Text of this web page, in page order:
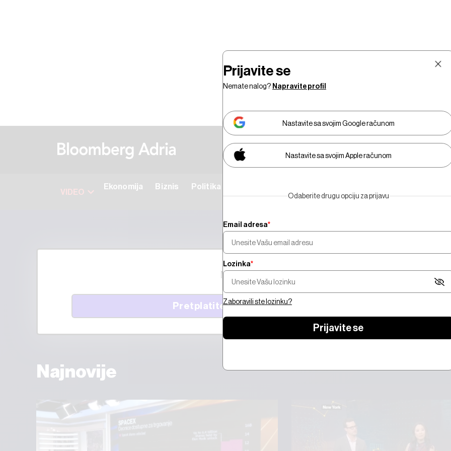
VIDEO
Ekonomija Biznis Politika
Adria
Morate biti pretplatnik da biste gledali video
Pretplatite se
Najnovije
Prijavite se
Nemate nalog? Napravite profil
Nastavite sa svojim Google računom
Nastavite sa svojim Apple računom
Odaberite drugu opciju za prijavu
Email adresa*
Lozinka*
Zaboravili ste lozinku?
Prijavite se